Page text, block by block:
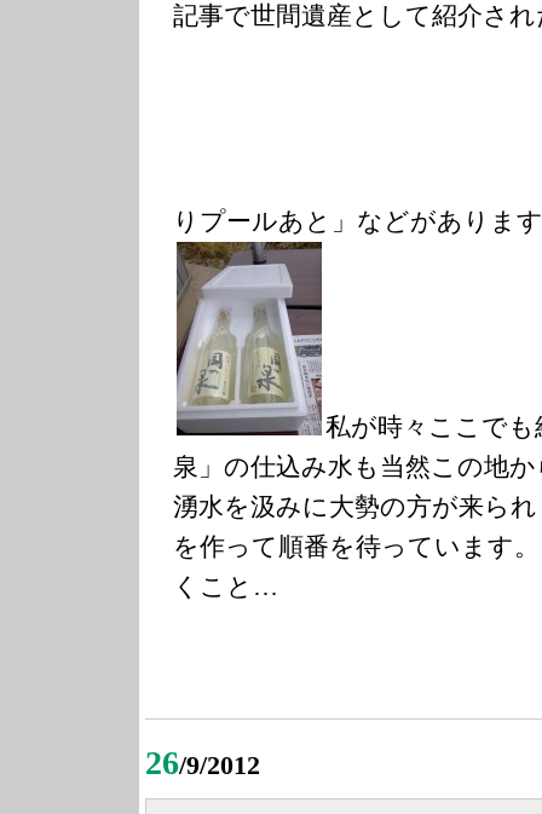
記事で世間遺産として紹介さ
りプールあと」などがありま
私が時々ここで
泉」の仕込み水も当然この地
湧水を汲みに大勢の方が来ら
を作って順番を待っています
くこと…
26/9/2012